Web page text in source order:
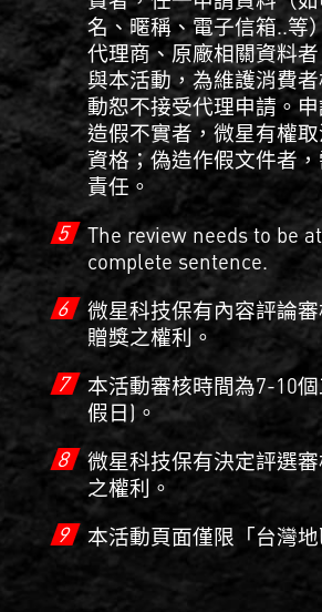
名、暱稱、電子信箱..等
代理商、原廠相關資料
與本活動，為維護消費
動恕不接受代理申請。
造假不實者，微星有權
資格；偽造作假文件者
責任。
5 The review needs to be
complete sentence.
6 微星科技保有內容評論
贈獎之權利。
7 本活動審核時間為7-10
假日)。
8 微星科技保有決定評選
之權利。
9 本活動頁面僅限「台灣地